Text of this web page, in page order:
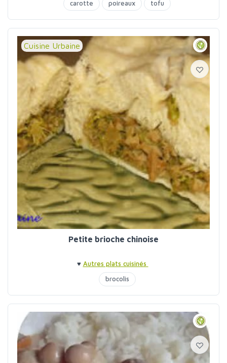
carotte poireaux tofu
Cuisine Urbaine
Petite brioche chinoise
♥ Autres plats cuisinés
brocolis